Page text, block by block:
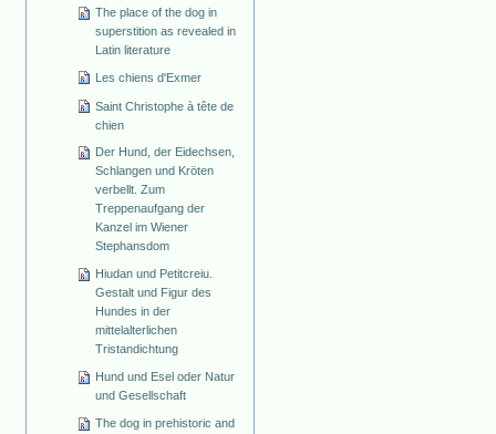
The place of the dog in
superstition as revealed in
Latin literature
Les chiens d'Exmer
Saint Christophe à tête de
chien
Der Hund, der Eidechsen,
Schlangen und Kröten
verbellt. Zum
Treppenaufgang der
Kanzel im Wiener
Stephansdom
Hiudan und Petitcreiu.
Gestalt und Figur des
Hundes in der
mittelalterlichen
Tristandichtung
Hund und Esel oder Natur
und Gesellschaft
The dog in prehistoric and